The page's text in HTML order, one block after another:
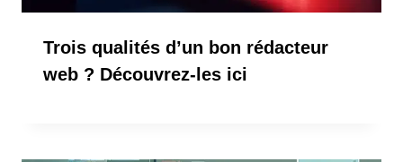
Trois qualités d’un bon rédacteur
web ? Découvrez-les ici